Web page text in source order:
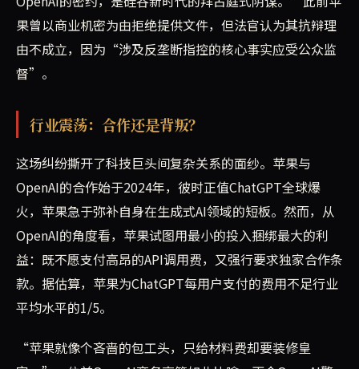
果曾以商业机密为由拒绝提供文件，但法官认为其抗辩理
由不成立，因为“涉及反垄断指控的核心事实应受公众监
督”。
行业震荡：合作还是背叛？
这场纠纷撕开了科技巨头间复杂关系的面纱。苹果与
OpenAI的合作始于2024年，彼时正值ChatGPT全球爆
火，苹果急于弥补自身在生成式AI领域的短板。然而，从
OpenAI的角度看，苹果试图用最小的投入捆绑最大的利
益：既不愿支付高昂的API调用费，又强行要求独家合作条
款。据估算，苹果为ChatGPT每用户支付的费用不足行业
平均水平的1/5。
“苹果就像个吝啬的包工头，只给材料费却要装修皇